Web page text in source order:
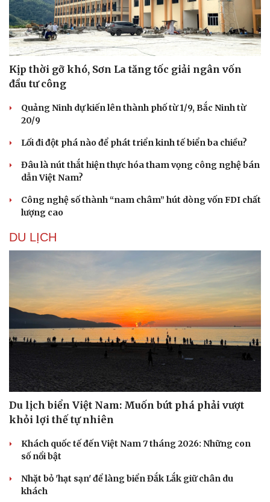
Sức khỏe
Dinh dưỡng - món ngon
Đời sống
Kịp thời gỡ khó, Sơn La tăng tốc giải ngân vốn
đầu tư công
Quảng Ninh dự kiến lên thành phố từ 1/9, Bắc Ninh từ
20/9
Lối đi đột phá nào để phát triển kinh tế biển ba chiều?
Đâu là nút thắt hiện thực hóa tham vọng công nghệ bán
dẫn Việt Nam?
Công nghệ số thành “nam châm” hút dòng vốn FDI chất
lượng cao
DU LỊCH
Du lịch biển Việt Nam: Muốn bứt phá phải vượt
khỏi lợi thế tự nhiên
Khách quốc tế đến Việt Nam 7 tháng 2026: Những con
số nổi bật
Nhặt bỏ 'hạt sạn' để làng biển Đắk Lắk giữ chân du
khách